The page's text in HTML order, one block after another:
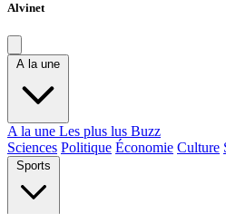
Alvinet
A la une
A la une Les plus lus Buzz
Sciences Politique Économie Culture
Sports